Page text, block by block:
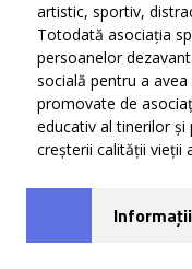
artistic, sportiv,
Totodată asociația
persoanelor
socială pentru a
promovate de
educativ al tinerilor și
creșterii calității vieții